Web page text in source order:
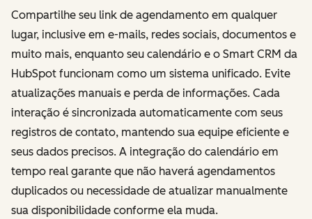
Compartilhe seu link de agendamento em qualquer
lugar, inclusive em e-mails, redes sociais, documentos e
muito mais, enquanto seu calendário e o Smart CRM da
HubSpot funcionam como um sistema unificado. Evite
atualizações manuais e perda de informações. Cada
interação é sincronizada automaticamente com seus
registros de contato, mantendo sua equipe eficiente e
seus dados precisos. A integração do calendário em
tempo real garante que não haverá agendamentos
duplicados ou necessidade de atualizar manualmente
sua disponibilidade conforme ela muda.